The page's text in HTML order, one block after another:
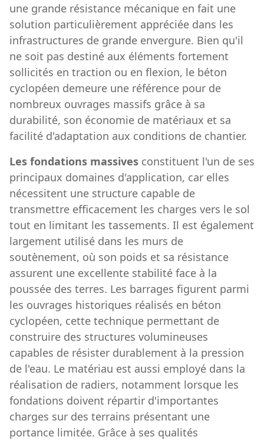
une grande résistance mécanique en fait une
solution particulièrement appréciée dans les
infrastructures de grande envergure. Bien qu'il
ne soit pas destiné aux éléments fortement
sollicités en traction ou en flexion, le béton
cyclopéen demeure une référence pour de
nombreux ouvrages massifs grâce à sa
durabilité, son économie de matériaux et sa
facilité d'adaptation aux conditions de chantier.
Les fondations massives constituent l'un de ses
principaux domaines d'application, car elles
nécessitent une structure capable de
transmettre efficacement les charges vers le sol
tout en limitant les tassements. Il est également
largement utilisé dans les murs de
soutènement, où son poids et sa résistance
assurent une excellente stabilité face à la
poussée des terres. Les barrages figurent parmi
les ouvrages historiques réalisés en béton
cyclopéen, cette technique permettant de
construire des structures volumineuses
capables de résister durablement à la pression
de l'eau. Le matériau est aussi employé dans la
réalisation de radiers, notamment lorsque les
fondations doivent répartir d'importantes
charges sur des terrains présentant une
portance limitée. Grâce à ses qualités